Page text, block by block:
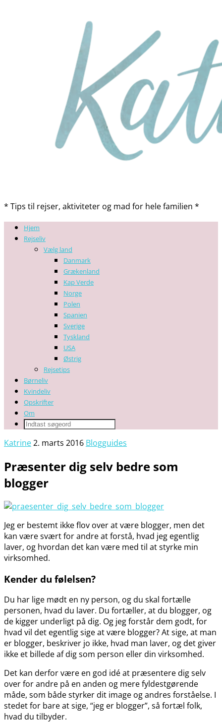
* Tips til rejser, aktiviteter og mad for hele familien *
Hjem
Rejseliv
Vælg land
Danmark
Grækenland
Kap Verde
Norge
Polen
Spanien
Sverige
Tyskland
USA
Østrig
Rejsetips
Børneliv
Kvindeliv
Opskrifter
Om
Katrine2. marts 2016 Blogguides
Præsenter dig selv bedre som
blogger
Jeg er bestemt ikke flov over at være blogger, men det
kan være svært for andre at forstå, hvad jeg egentlig
laver, og hvordan det kan være med til at styrke min
virksomhed.
Kender du følelsen?
Du har lige mødt en ny person, og du skal fortælle
personen, hvad du laver. Du fortæller, at du blogger, og
de kigger underligt på dig. Og jeg forstår dem godt, for
hvad vil det egentlig sige at være blogger? At sige, at man
er blogger, beskriver jo ikke, hvad man laver, og det giver
ikke et billede af dig som person eller din virksomhed.
Det kan derfor være en god idé at præsentere dig selv
over for andre på en anden og mere fyldestgørende
måde, som både styrker dit image og andres forståelse. I
stedet for bare at sige, “jeg er blogger”, så fortæl folk,
hvad du tilbyder.